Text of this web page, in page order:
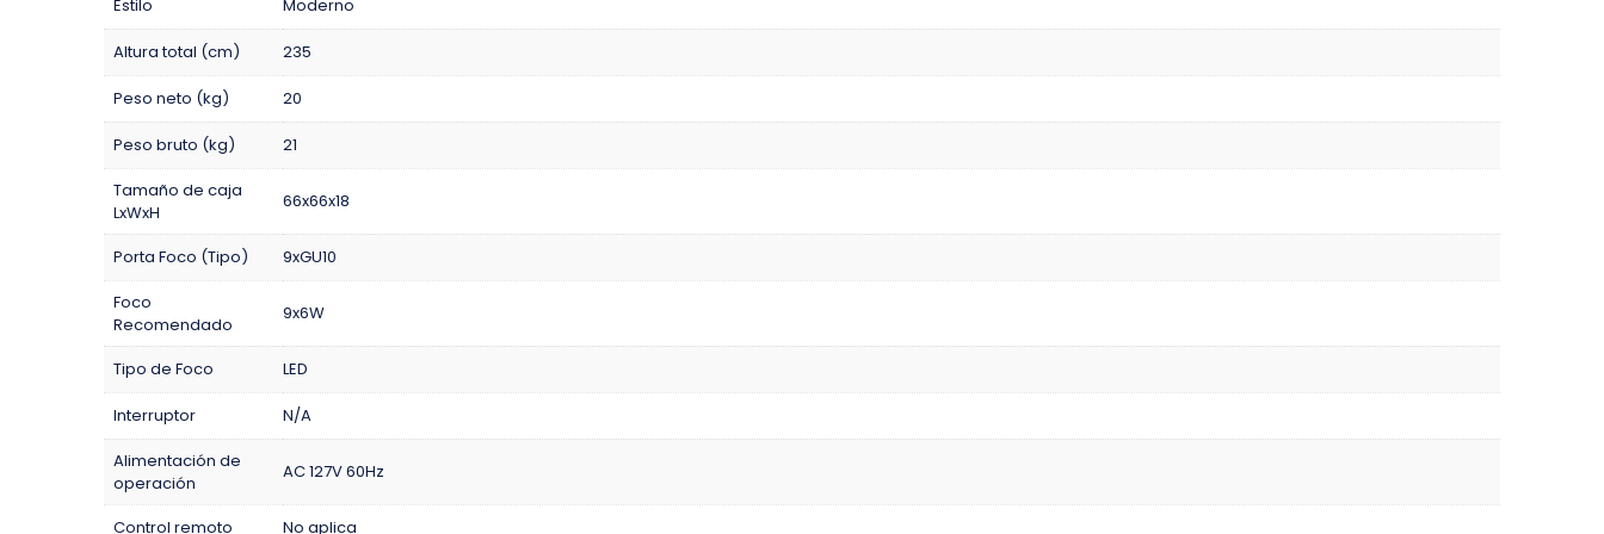
Estilo Moderno
Altura total (cm) 235
Peso neto (kg) 20
Peso bruto (kg)
21
Tamaño de caja
LxWxH
66x66x18
Porta Foco (Tipo)
9xGU10
Foco
Recomendado
9x6W
Tipo de Foco LED
Interruptor
N/A
Alimentación de
operación
AC 127V 60Hz
Control remoto No aplica